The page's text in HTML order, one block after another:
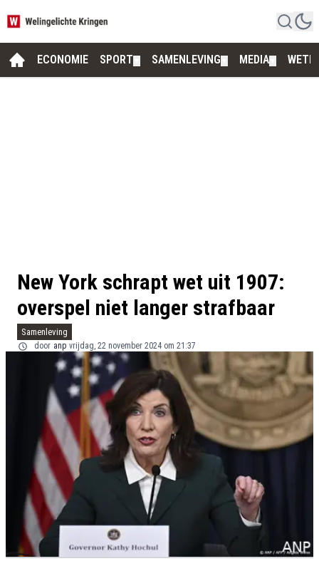
ECONOMIE SPORT SAMENLEVING MEDIA
New York schrapt wet uit 1907:
overspel niet langer strafbaar
Samenleving
door anp vrijdag, 22 november 2024 om 21:37